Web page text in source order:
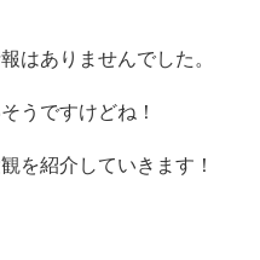
はありませんでした。
うですけどね！
を紹介していきます！